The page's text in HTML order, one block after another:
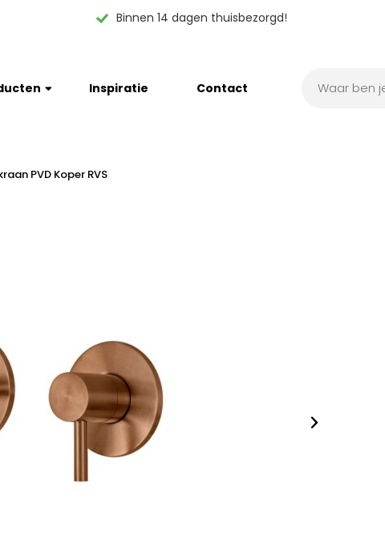
Binnen 14 dagen thuisbezorgd!
Inspiratie Contact
PVD Koper RVS